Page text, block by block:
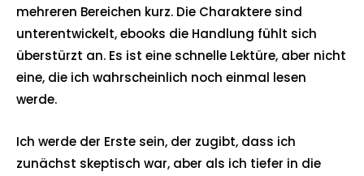
mehreren Bereichen kurz. Die Charaktere sind
unterentwickelt, ebooks die Handlung fühlt sich
überstürzt an. Es ist eine schnelle Lektüre, aber nicht
eine, die ich wahrscheinlich noch einmal lesen
werde.
Ich werde der Erste sein, der zugibt, dass ich
zunächst skeptisch war, aber als ich tiefer in die